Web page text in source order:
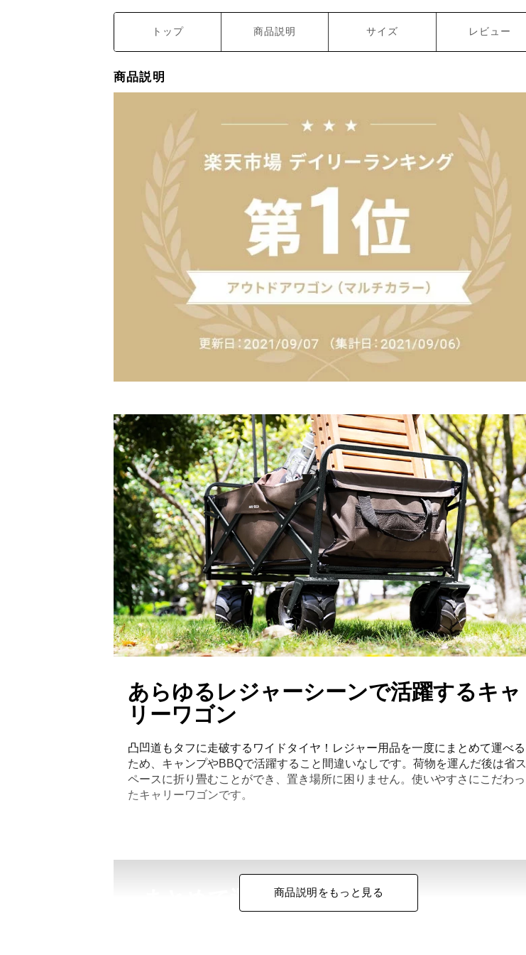
トップ 商品説明 サイズ レビュー
商品説明
あらゆるレジャーシーンで活躍するキャ
リーワゴン
凸凹道もタフに走破するワイドタイヤ！レジャー用品を一度にまとめて運べる
ため、キャンプやBBQで活躍すること間違いなしです。荷物を運んだ後は省ス
ペースに折り畳むことができ、置き場所に困りません。使いやすさにこだわっ
たキャリーワゴンです。
まとめて運べる大容量95L
商品説明をもっと見る